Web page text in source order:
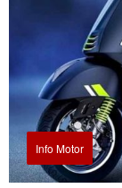
Info Motor